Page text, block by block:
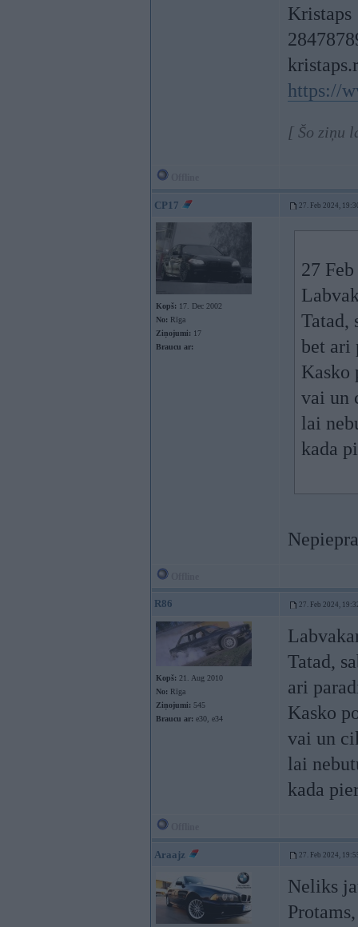
Kristaps
https://
[ Šo ziņu
CP17 27. Feb 2024,
Kopš: 17. Dec 2002
No: Rīga
Ziņojumi: 17
Braucu ar:
27
Tatad,
bet ari
Kasko
vai un
lai
kada
R86 27. Feb 2024,
Kopš: 21. Aug 2010
No: Rīga
Ziņojumi: 545
Braucu ar: e30, e34
Tatad,
ari
Kasko
vai un
lai
kada
Araajz 27. Feb 2024,
Neliks